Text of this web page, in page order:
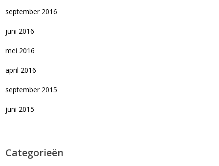
september 2016
juni 2016
mei 2016
april 2016
september 2015
juni 2015
Categorieën